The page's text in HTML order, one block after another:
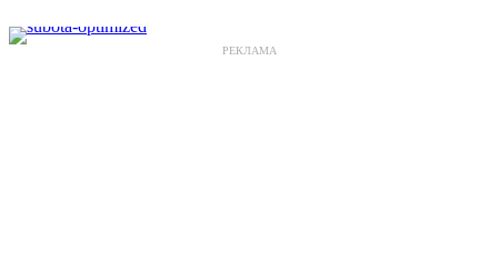
РЕКЛАМА